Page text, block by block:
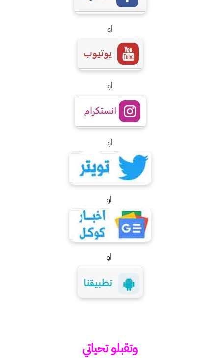
او
او
او
او
او
وتقبلو تحياتي